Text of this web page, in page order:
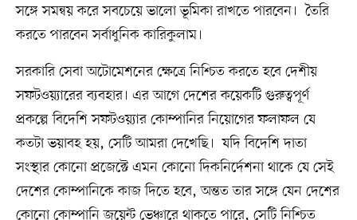
সঙ্গে সমন্বয় করে সবচেয়ে ভালো ভূমিকা রাখতে পারবেন। তৈরি
করতে পারবেন সর্বাধুনিক কারিকুলাম।
সরকারি সেবা অটোমেশনের ক্ষেত্রে নিশ্চিত করতে হবে দেশীয়
সফটওয়্যারের ব্যবহার। এর আগে দেশের কয়েকটি গুরুত্বপূর্ণ
প্রকল্পে বিদেশি সফটওয়্যার কোম্পানির নিয়োগের ফলাফল যে
কতটা ভয়াবহ হয়, সেটি আমরা দেখেছি। যদি বিদেশি দাতা
সংস্থার কোনো প্রজেক্টে এমন কোনো দিকনির্দেশনা থাকে যে সেই
দেশের কোম্পানিকে কাজ দিতে হবে, অন্তত তার সঙ্গে যেন দেশের
কোনো কোম্পানি জয়েন্ট ভেঞ্চারে থাকতে পারে, সেটি নিশ্চিত